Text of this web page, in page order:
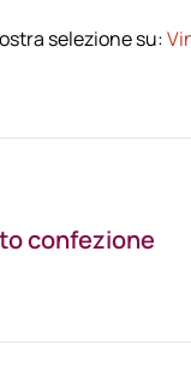
selezione su:
confezione